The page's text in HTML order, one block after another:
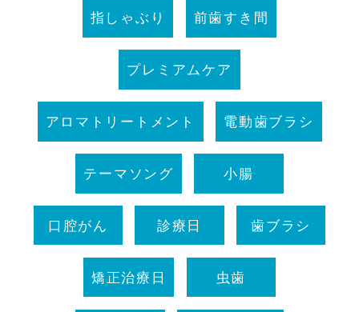
指しゃぶり 前歯すき間
プレミアムケア
アロマトリートメント 電動歯ブラシ
テーマソング 小腸
口腔がん 診療日 歯ブラシ
矯正治療日 虫歯